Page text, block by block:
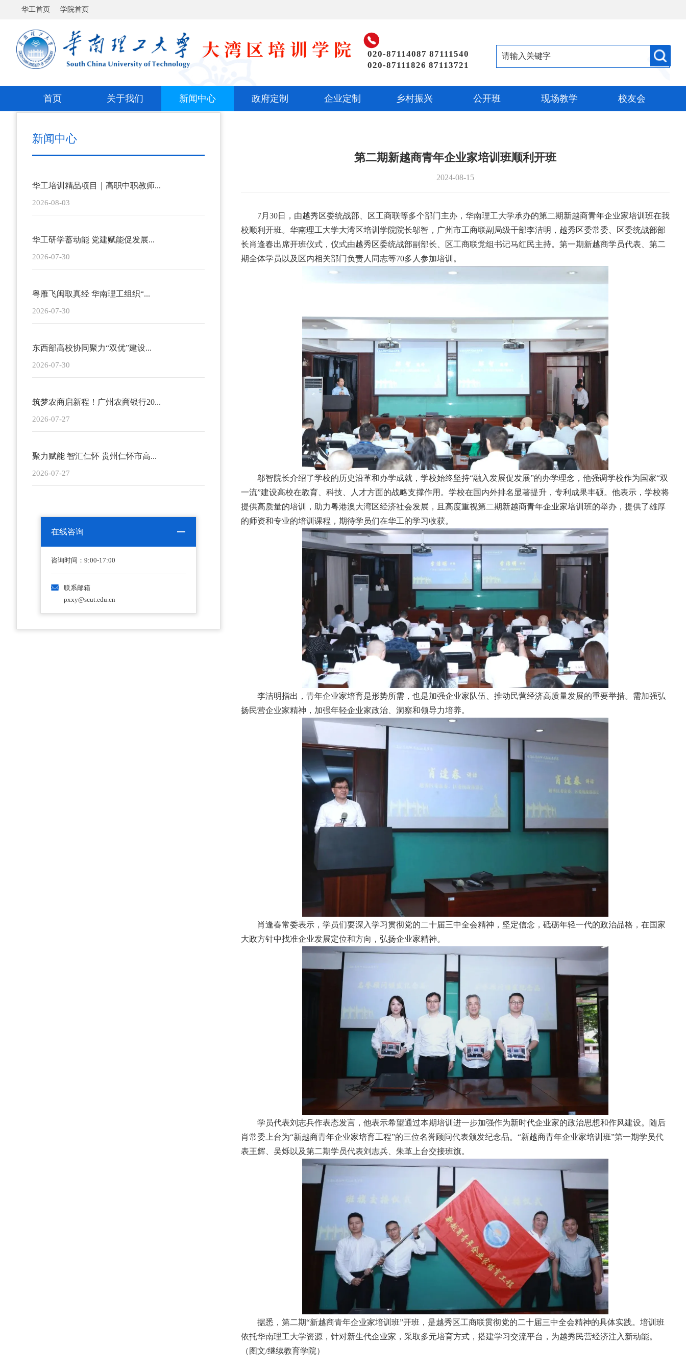
华工首页 学院首页

020-87114087 87111540
020-87111826 87113721
首页 关于我们 新闻中心 政府定制 企业定制 乡村振兴 公开班 现场教学 校友会
新闻中心
华工培训精品项目｜高职中职教师...
2026-08-03
华工研学蓄动能 党建赋能促发展...
2026-07-30
粤雁飞闽取真经 华南理工组织“...
2026-07-30
东西部高校协同聚力“双优”建设...
2026-07-30
筑梦农商启新程！广州农商银行20...
2026-07-27
聚力赋能 智汇仁怀 贵州仁怀市高...
2026-07-27
在线咨询
咨询时间：9:00-17:00
联系邮箱
pxxy@scut.edu.cn
第二期新越商青年企业家培训班顺利开班
2024-08-15
7月30日，由越秀区委统战部、区工商联等多个部门主办，华南理工大学承办的第二期新越商青年企业家培训班在我
校顺利开班。华南理工大学大湾区培训学院院长邬智，广州市工商联副局级干部李洁明，越秀区委常委、区委统战部部
长肖逢春出席开班仪式，仪式由越秀区委统战部副部长、区工商联党组书记马红民主持。第一期新越商学员代表、第二
期全体学员以及区内相关部门负责人同志等70多人参加培训。
邬智院长介绍了学校的历史沿革和办学成就，学校始终坚持“融入发展促发展”的办学理念，他强调学校作为国家“双
一流”建设高校在教育、科技、人才方面的战略支撑作用。学校在国内外排名显著提升，专利成果丰硕。他表示，学校将
提供高质量的培训，助力粤港澳大湾区经济社会发展，且高度重视第二期新越商青年企业家培训班的举办，提供了雄厚
的师资和专业的培训课程，期待学员们在华工的学习收获。
李洁明指出，青年企业家培育是形势所需，也是加强企业家队伍、推动民营经济高质量发展的重要举措。需加强弘
扬民营企业家精神，加强年轻企业家政治、洞察和领导力培养。
肖逢春常委表示，学员们要深入学习贯彻党的二十届三中全会精神，坚定信念，砥砺年轻一代的政治品格，在国家
大政方针中找准企业发展定位和方向，弘扬企业家精神。
学员代表刘志兵作表态发言，他表示希望通过本期培训进一步加强作为新时代企业家的政治思想和作风建设。随后
肖常委上台为“新越商青年企业家培育工程”的三位名誉顾问代表颁发纪念品。“新越商青年企业家培训班”第一期学员代
表王辉、吴烁以及第二期学员代表刘志兵、朱革上台交接班旗。
据悉，第二期“新越商青年企业家培训班”开班，是越秀区工商联贯彻党的二十届三中全会精神的具体实践。培训班
依托华南理工大学资源，针对新生代企业家，采取多元培育方式，搭建学习交流平台，为越秀民营经济注入新动能。
（图文/继续教育学院）